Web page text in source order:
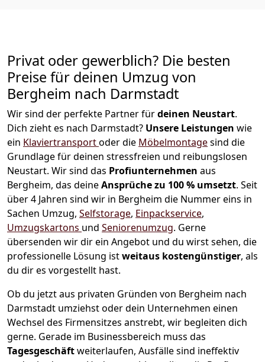
Privat oder gewerblich? Die besten
Preise für deinen Umzug von
Bergheim nach Darmstadt
Wir sind der perfekte Partner fürdeinen Neustart.
Dich zieht es nach Darmstadt? Unsere Leistungen wie
ein Klaviertransportoder die Möbelmontagesind die
Grundlage für deinen stressfreien und reibungslosen
Neustart. Wir sind das Profiunternehmen aus
Bergheim, das deineAnsprüche zu 100 % umsetzt. Seit
über 4 Jahren sind wir in Bergheim die Nummer eins in
Sachen Umzug, Selfstorage, Einpackservice,
Umzugskartons und Seniorenumzug. Gerne
übersenden wir dir ein Angebot und du wirst sehen, die
professionelle Lösung istweitaus kostengünstiger, als
du dir es vorgestellt hast.
Ob du jetzt aus privaten Gründen von Bergheim nach
Darmstadt umziehst oder dein Unternehmen einen
Wechsel des Firmensitzes anstrebt, wir begleiten dich
gerne. Gerade im Businessbereich muss das
Tagesgeschäftweiterlaufen, Ausfälle sind ineffektiv